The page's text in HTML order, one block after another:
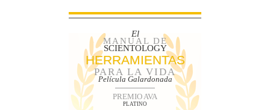
El
MANUAL DE
SCIENTOLOGY
HERRAMIENTAS
PARA LA VIDA
Película Galardonada
PREMIO AVA
PLATINO